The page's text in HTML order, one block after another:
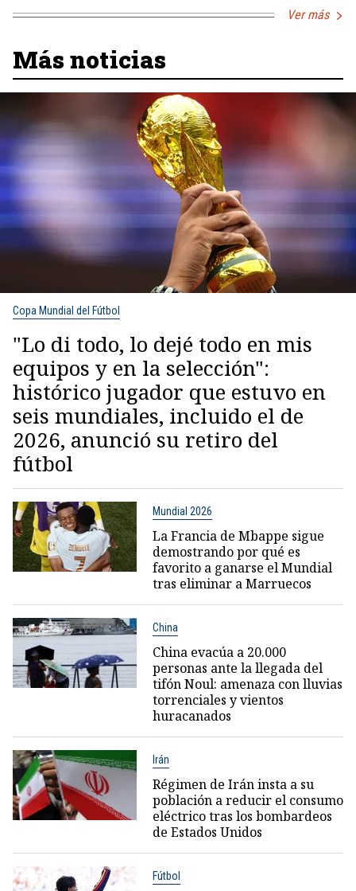
Ver más
Más noticias
Copa Mundial del Fútbol
"Lo di todo, lo dejé todo en mis
equipos y en la selección":
histórico jugador que estuvo en
seis mundiales, incluido el de
2026, anunció su retiro del
fútbol
Mundial 2026
La Francia de Mbappe sigue
demostrando por qué es
favorito a ganarse el Mundial
tras eliminar a Marruecos
China
China evacúa a 20.000
personas ante la llegada del
tifón Noul: amenaza con lluvias
torrenciales y vientos
huracanados
Irán
Régimen de Irán insta a su
población a reducir el consumo
eléctrico tras los bombardeos
de Estados Unidos
Fútbol